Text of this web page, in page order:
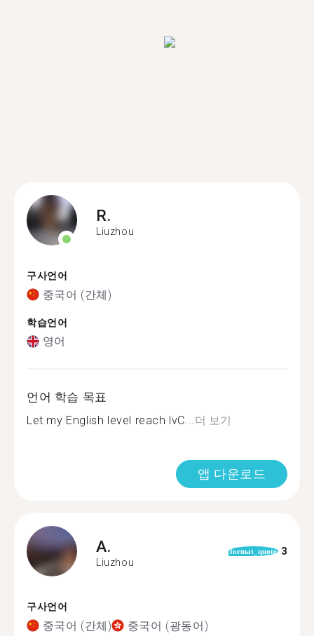
R.
Liuzhou
구사언어
중국어 (간체)
학습언어
영어
언어 학습 목표
Let my English level reach lvC...더 보기
앱 다운로드
A.
Liuzhou
format_quote 3
구사언어
중국어 (간체) 중국어 (광동어)